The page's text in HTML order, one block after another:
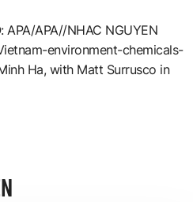
APA/APA//NHAC NGUYEN
environment-chemicals-
Ha, with Matt Surrusco in